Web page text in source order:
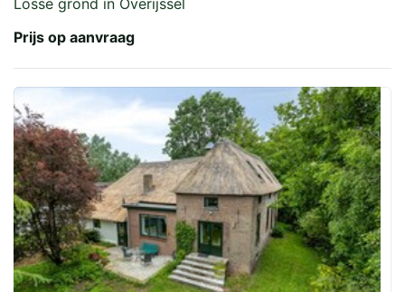
Losse grond in Overijssel
Prijs op aanvraag